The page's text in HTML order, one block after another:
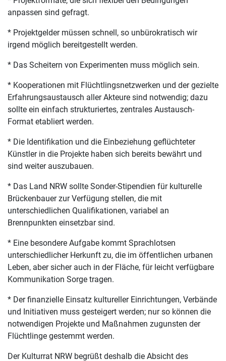
anpassen sind gefragt.
* Projektgelder müssen schnell, so unbürokratisch wir
irgend möglich bereitgestellt werden.
* Das Scheitern von Experimenten muss möglich sein.
* Kooperationen mit Flüchtlingsnetzwerken und der gezielte
Erfahrungsaustausch aller Akteure sind notwendig; dazu
sollte ein einfach strukturiertes, zentrales Austausch-
Format etabliert werden.
* Die Identifikation und die Einbeziehung geflüchteter
Künstler in die Projekte haben sich bereits bewährt und
sind weiter auszubauen.
* Das Land NRW sollte Sonder-Stipendien für kulturelle
Brückenbauer zur Verfügung stellen, die mit
unterschiedlichen Qualifikationen, variabel an
Brennpunkten einsetzbar sind.
* Eine besondere Aufgabe kommt Sprachlotsen
unterschiedlicher Herkunft zu, die im öffentlichen urbanen
Leben, aber sicher auch in der Fläche, für leicht verfügbare
Kommunikation Sorge tragen.
* Der finanzielle Einsatz kultureller Einrichtungen, Verbände
und Initiativen muss gesteigert werden; nur so können die
notwendigen Projekte und Maßnahmen zugunsten der
Flüchtlinge gestemmt werden.
Der Kulturrat NRW begrüßt deshalb die Absicht des